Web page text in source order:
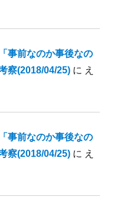
事前なのか事後なの
察(2018/04/25) に え
事前なのか事後なの
察(2018/04/25) に え